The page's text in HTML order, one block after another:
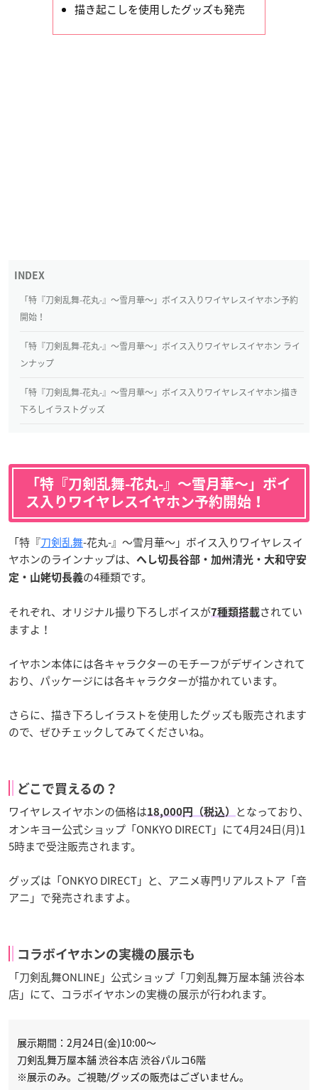
描き起こしを使用したグッズも発売
「特『刀剣乱舞-花丸-』〜雪月華〜」ボイス入りワイヤレスイヤホン予約
開始！
「特『刀剣乱舞-花丸-』〜雪月華〜」ボイス入りワイヤレスイヤホン ライ
ンナップ
「特『刀剣乱舞-花丸-』〜雪月華〜」ボイス入りワイヤレスイヤホン描き
下ろしイラストグッズ
「特『刀剣乱舞-花丸-』〜雪月華〜」ボイ
ス入りワイヤレスイヤホン予約開始！
「特『刀剣乱舞-花丸-』〜雪月華〜」ボイス入りワイヤレスイ
ヤホンのラインナップは、
へし切長谷部・加州清光・大和守安
定・山姥切長義の4種類です。
それぞれ、オリジナル撮り下ろしボイスが7種類搭載されてい
ますよ！
イヤホン本体には各キャラクターのモチーフがデザインされて
おり、パッケージには各キャラクターが描かれています。
さらに、描き下ろしイラストを使用したグッズも販売されます
ので、ぜひチェックしてみてくださいね。
どこで買えるの？
ワイヤレスイヤホンの価格は18,000円（税込）
となっており、
オンキヨー公式ショップ「ONKYO DIRECT」にて4月24日(月)1
5時まで受注販売されます。
グッズは「ONKYO DIRECT」と、アニメ専門リアルストア「音
アニ」で発売されますよ。
コラボイヤホンの実機の展示も
「刀剣乱舞ONLINE」公式ショップ「刀剣乱舞万屋本舗 渋谷本
店」にて、コラボイヤホンの実機の展示が行われます。
展示期間：2月24日(金)10:00～
刀剣乱舞万屋本舗 渋谷本店 渋谷パルコ6階
※展示のみ。ご視聴/グッズの販売はございません。